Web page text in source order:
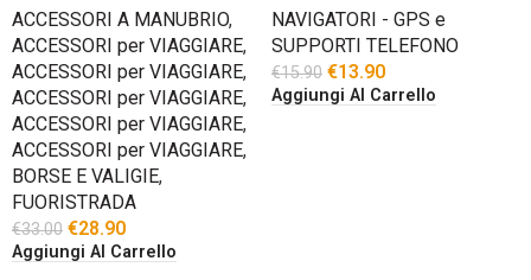
ACCESSORI A MANUBRIO,
ACCESSORI per VIAGGIARE,
ACCESSORI per VIAGGIARE,
ACCESSORI per VIAGGIARE,
ACCESSORI per VIAGGIARE,
ACCESSORI per VIAGGIARE,
BORSE E VALIGIE,
FUORISTRADA
€33.00 €28.90
Aggiungi Al Carrello
NAVIGATORI - GPS e
SUPPORTI TELEFONO
€15.90 €13.90
Aggiungi Al Carrello